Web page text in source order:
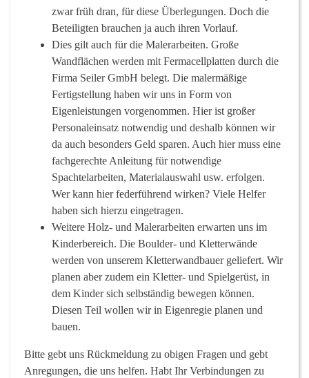
zwar früh dran, für diese Überlegungen. Doch die
Beteiligten brauchen ja auch ihren Vorlauf.
Dies gilt auch für die Malerarbeiten. Große
Wandflächen werden mit Fermacellplatten durch die
Firma Seiler GmbH belegt. Die malermäßige
Fertigstellung haben wir uns in Form von
Eigenleistungen vorgenommen. Hier ist großer
Personaleinsatz notwendig und deshalb können wir
da auch besonders Geld sparen. Auch hier muss eine
fachgerechte Anleitung für notwendige
Spachtelarbeiten, Materialauswahl usw. erfolgen.
Wer kann hier federführend wirken? Viele Helfer
haben sich hierzu eingetragen.
Weitere Holz- und Malerarbeiten erwarten uns im
Kinderbereich. Die Boulder- und Kletterwände
werden von unserem Kletterwandbauer geliefert. Wir
planen aber zudem ein Kletter- und Spielgerüst, in
dem Kinder sich selbständig bewegen können.
Diesen Teil wollen wir in Eigenregie planen und
bauen.
Bitte gebt uns Rückmeldung zu obigen Fragen und gebt
Anregungen, die uns helfen. Habt Ihr Verbindungen zu